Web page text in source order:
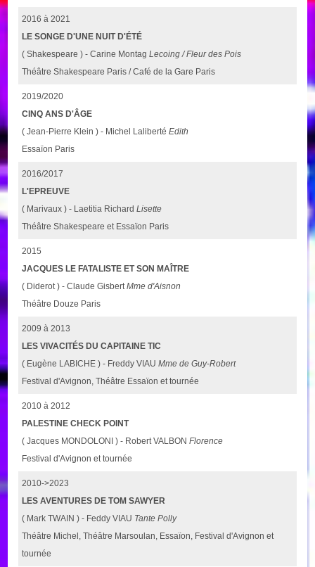
2016 à 2021
LE SONGE D'UNE NUIT D'ÉTÉ
( Shakespeare ) - Carine MontagLecoing / Fleur des Pois
Théâtre Shakespeare Paris / Café de la Gare Paris
2019/2020
CINQ ANS D'ÂGE
( Jean-Pierre Klein ) - Michel LalibertéEdith
Essaïon Paris
2016/2017
L'EPREUVE
( Marivaux ) - Laetitia RichardLisette
Théâtre Shakespeare et Essaïon Paris
2015
JACQUES LE FATALISTE ET SON MAÎTRE
( Diderot ) - Claude GisbertMme d'Aisnon
Théâtre Douze Paris
2009 à 2013
LES VIVACITÉS DU CAPITAINE TIC
( Eugène LABICHE ) - Freddy VIAUMme de Guy-Robert
Festival d'Avignon, Théâtre Essaïon et tournée
2010 à 2012
PALESTINE CHECK POINT
( Jacques MONDOLONI ) - Robert VALBONFlorence
Festival d'Avignon et tournée
2010->2023
LES AVENTURES DE TOM SAWYER
( Mark TWAIN ) - Feddy VIAU Tante Polly
Théâtre Michel, Théâtre Marsoulan, Essaïon, Festival d'Avignon et
tournée